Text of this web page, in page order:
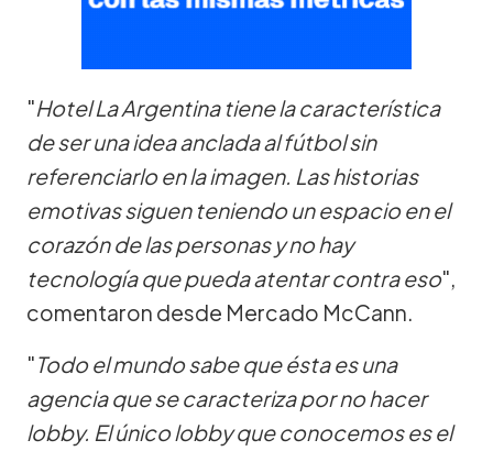
"Hotel La Argentina tiene la característica
de ser una idea anclada al fútbol sin
referenciarlo en la imagen. Las historias
emotivas siguen teniendo un espacio en el
corazón de las personas y no hay
tecnología que pueda atentar contra eso",
comentaron desde Mercado McCann.
"Todo el mundo sabe que ésta es una
agencia que se caracteriza por no hacer
lobby. El único lobby que conocemos es el